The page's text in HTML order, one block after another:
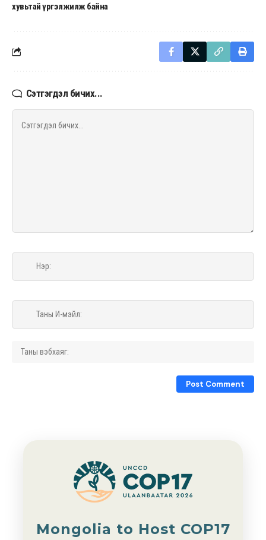
хувьтай үргэлжилж байна
Сэтгэгдэл бичих...
Mongolia to Host COP17